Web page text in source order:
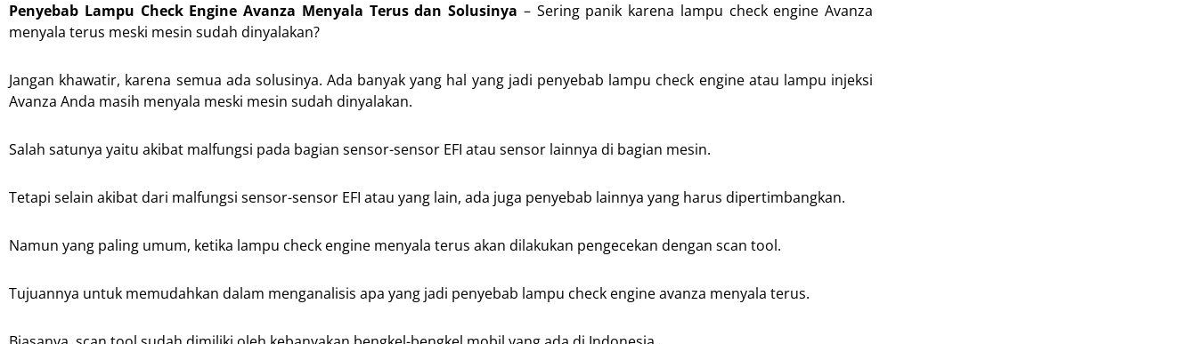
Penyebab Lampu Check Engine Avanza Menyala Terus dan Solusinya – Sering panik karena lampu check engine Avanza
menyala terus meski mesin sudah dinyalakan?
Jangan khawatir, karena semua ada solusinya. Ada banyak yang hal yang jadi penyebab lampu check engine atau lampu injeksi
Avanza Anda masih menyala meski mesin sudah dinyalakan.
Salah satunya yaitu akibat malfungsi pada bagian sensor-sensor EFI atau sensor lainnya di bagian mesin.
Tetapi selain akibat dari malfungsi sensor-sensor EFI atau yang lain, ada juga penyebab lainnya yang harus dipertimbangkan.
Namun yang paling umum, ketika lampu check engine menyala terus akan dilakukan pengecekan dengan scan tool.
Tujuannya untuk memudahkan dalam menganalisis apa yang jadi penyebab lampu check engine avanza menyala terus.